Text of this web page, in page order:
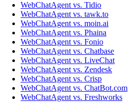
WebChatAgent vs. Tidio
WebChatAgent vs. tawk.to
WebChatAgent vs. moin.ai
WebChatAgent vs. Phaina
WebChatAgent vs. Fonio
WebChatAgent vs. Chatbase
WebChatAgent vs. LiveChat
WebChatAgent vs. Zendesk
WebChatAgent vs. Crisp
WebChatAgent vs. ChatBot.com
WebChatAgent vs. Freshworks